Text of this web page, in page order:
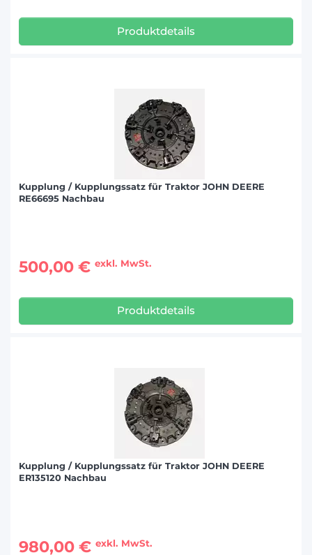
Produktdetails
Kupplung / Kupplungssatz für Traktor JOHN DEERE
RE66695 Nachbau
500,00 € exkl. MwSt.
Produktdetails
Kupplung / Kupplungssatz für Traktor JOHN DEERE
ER135120 Nachbau
980,00 € exkl. MwSt.